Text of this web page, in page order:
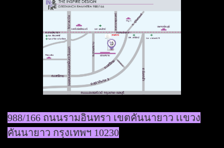
988/166 ถนนรามอินทรา เขตคันนายาว เเขวง
คันนายาว กรุงเทพฯ 10230